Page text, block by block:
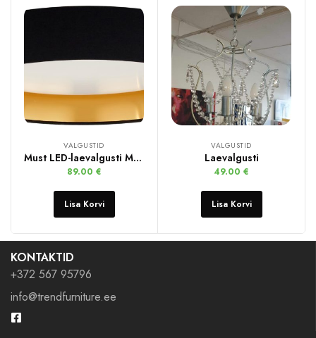
VALGUSTID
Must LED-laevalgusti Mallory
89.00 €
Lisa Korvi
VALGUSTID
Laevalgusti
49.00 €
Lisa Korvi
KONTAKTID
+372 567 95796
info@trendfurniture.ee